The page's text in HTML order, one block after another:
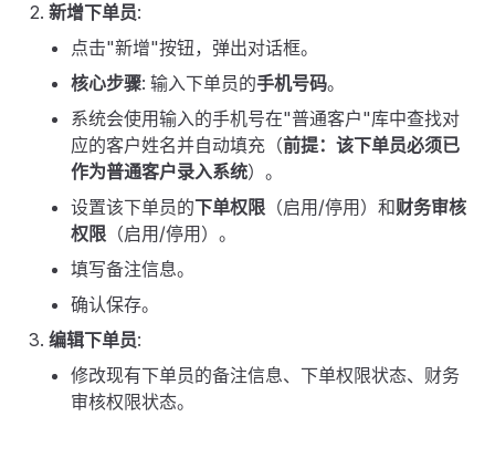
新增下单员:
点击"新增"按钮，弹出对话框。
核心步骤: 输入下单员的手机号码。
系统会使用输入的手机号在"普通客户"库中查找对
应的客户姓名并自动填充（前提：该下单员必须已
作为普通客户录入系统）。
设置该下单员的下单权限 （启用/停用）和财务审核
权限 （启用/停用）。
填写备注信息。
确认保存。
编辑下单员:
修改现有下单员的备注信息、下单权限状态、财务
审核权限状态。